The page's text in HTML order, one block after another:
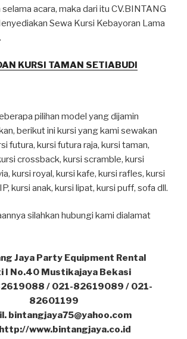
acara, maka dari itu CV.BINTANG
Sewa Kursi Kebayoran Lama
KURSI TAMAN SETIABUDI
pilihan model yang dijamin
berikut ini kursi yang kami sewakan
futura, kursi futura raja, kursi taman,
crossback, kursi scramble, kursi
kursi royal, kursi kafe, kursi rafles, kursi
kursi anak, kursi lipat, kursi puff, sofa dll.
silahkan hubungi kami dialamat
Jaya Party Equipment Rental
I No.40 Mustikajaya Bekasi
/ 021-82619089 / 021-
82601199
bintangjaya75@yahoo.com
www.bintangjaya.co.id